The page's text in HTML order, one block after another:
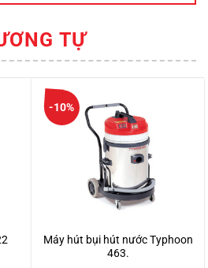
TỰ
-10%
Máy hút bụi hút nước Typhoon
463.